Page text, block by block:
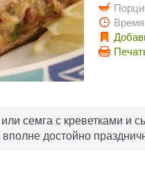
Время
семга с креветками и
достойно